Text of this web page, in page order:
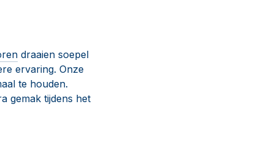
draaien soepel
ervaring. Onze
te houden.
gemak tijdens het